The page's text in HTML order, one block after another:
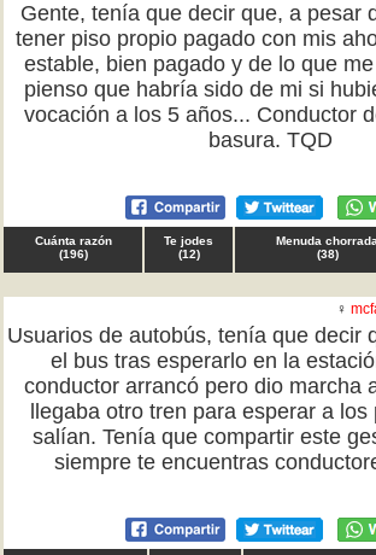
Gente, tenía que decir que, a pesar
tener piso propio pagado con mis
estable, bien pagado y de lo que
pienso que habría sido de mi si
vocación a los 5 años... Conductor
basura. TQD
Cuánta razón
(196)
Te jodes
(12)
Menuda chorrada
(38)
♀
Usuarios de autobús, tenía que decir
el bus tras esperarlo en la
conductor arrancó pero dio marcha
llegaba otro tren para esperar a
salían. Tenía que compartir este
siempre te encuentras